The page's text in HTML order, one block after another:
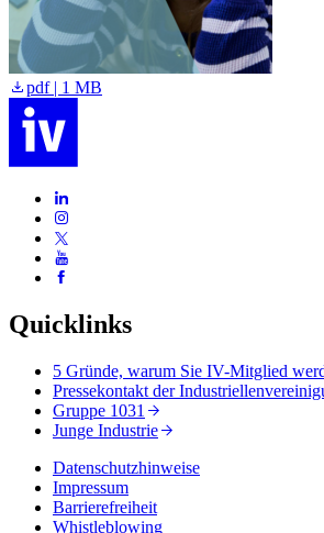
pdf | 1 MB
Quicklinks
5 Gründe, warum Sie IV-Mitglied
Pressekontakt der
Gruppe 1031
Junge Industrie
Datenschutzhinweise
Impressum
Barrierefreiheit
Whistleblowing